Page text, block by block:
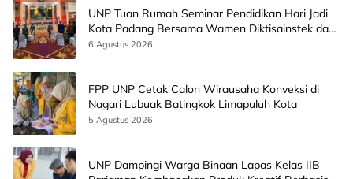
UNP Tuan Rumah Seminar Pendidikan Hari Jadi
Kota Padang Bersama Wamen Diktisainstek dan
CEO EMGS Malaysia
6 Agustus 2026
FPP UNP Cetak Calon Wirausaha Konveksi di
Nagari Lubuak Batingkok Limapuluh Kota
5 Agustus 2026
UNP Dampingi Warga Binaan Lapas Kelas IIB